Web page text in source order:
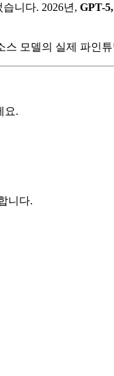
니다. 2026년, GPT-
스 모델의 실제 파인
요.
니다.